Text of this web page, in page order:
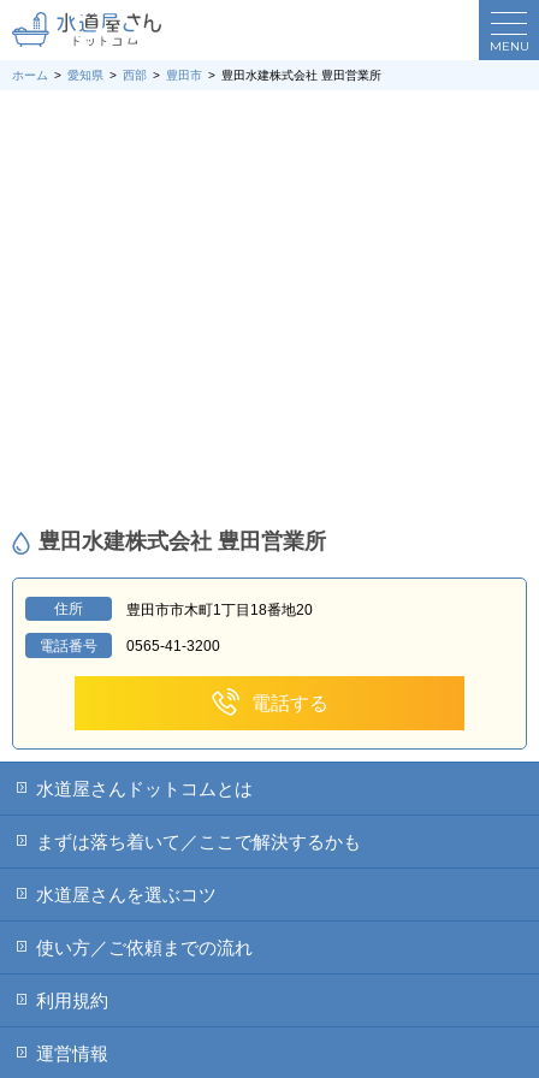
MENU
ホーム 愛知県 西部 豊田市 豊田水建株式会社 豊田営業所
豊田水建株式会社 豊田営業所
住所 豊田市市木町1丁目18番地20
電話番号 0565-41-3200
電話する
水道屋さんドットコムとは
まずは落ち着いて／ここで解決するかも
水道屋さんを選ぶコツ
使い方／ご依頼までの流れ
利用規約
運営情報